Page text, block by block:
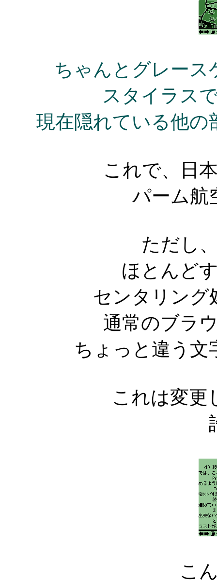
ちゃんとグレース
スタイラス
現在隠れている他の
これで、日
パーム航
ただし
ほとんど
センタリング
通常のブラ
ちょっと違う文
これは変更
こ